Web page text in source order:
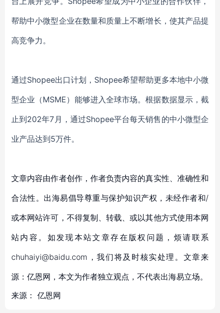
帮助中小微型企业在数量和质量上不断增长，使其产品提
高竞争力。
通过Shopee出口计划，Shopee希望帮助更多本地中小微
型企业（MSME） 能够进入全球市场。根据数据显示，截
止到202年7月，通过Shopee平台每天销售 的中小微型企
业产品达到5万件。
文章内容由作者创作，作者负责内容的真实性、准确性和
合法性。出海易倡导尊重与保护知识产权，未经作者和/
或本网站许可，不得复制、转载、或以其他方式使用本网
站内容。如发现本站文章存在版权问题，烦请联系
chuhaiyi@baidu.com，我们将及时核实处理。文章来
源：亿恩网，本文为作者独立观点，不代表出海易立场。
来源： 亿恩网